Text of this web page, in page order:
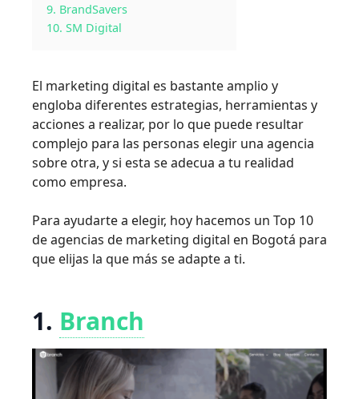
9. BrandSavers
10. SM Digital
El marketing digital es bastante amplio y
engloba diferentes estrategias, herramientas y
acciones a realizar, por lo que puede resultar
complejo para las personas elegir una agencia
sobre otra, y si esta se adecua a tu realidad
como empresa.
Para ayudarte a elegir, hoy hacemos un Top 10
de agencias de marketing digital en Bogotá para
que elijas la que más se adapte a ti.
1. Branch